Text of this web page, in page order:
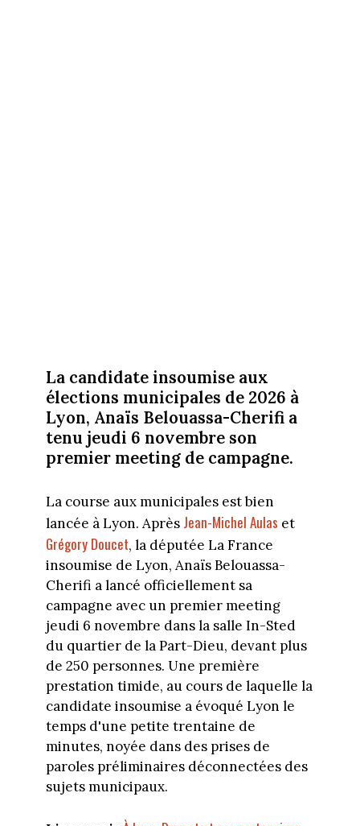
La candidate insoumise aux
élections municipales de 2026 à
Lyon, Anaïs Belouassa-Cherifi a
tenu jeudi 6 novembre son
premier meeting de campagne.
La course aux municipales est bien
lancée à Lyon. Après Jean-Michel Aulas et
Grégory Doucet, la députée La France
insoumise de Lyon, Anaïs Belouassa-
Cherifi a lancé officiellement sa
campagne avec un premier meeting
jeudi 6 novembre dans la salle In-Sted
du quartier de la Part-Dieu, devant plus
de 250 personnes. Une première
prestation timide, au cours de laquelle la
candidate insoumise a évoqué Lyon le
temps d'une petite trentaine de
minutes, noyée dans des prises de
paroles préliminaires déconnectées des
sujets municipaux.